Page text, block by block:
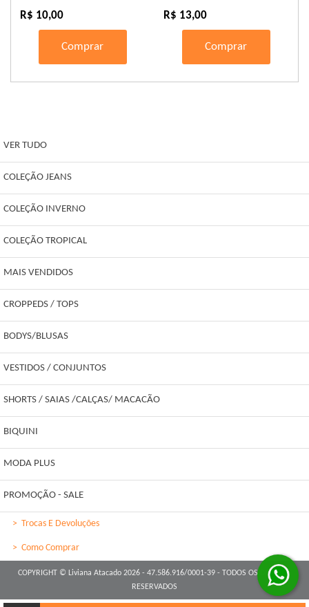
R$ 10,00
Comprar
R$ 13,00
Comprar
VER TUDO
COLEÇÃO JEANS
COLEÇÃO INVERNO
COLEÇÃO TROPICAL
MAIS VENDIDOS
CROPPEDS / TOPS
BODYS/BLUSAS
VESTIDOS / CONJUNTOS
SHORTS / SAIAS /CALÇAS/ MACACÃO
BIQUINI
MODA PLUS
PROMOÇÃO - SALE
> Trocas E Devoluções
> Como Comprar
COPYRIGHT © Liviana Atacado 2026 - 47.586.916/0001-39 - TODOS OS DIREITOS
RESERVADOS